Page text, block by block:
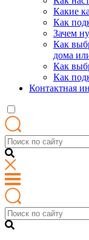
Какие
Как
Зачем
Как
дома
Как
Как
Контактная